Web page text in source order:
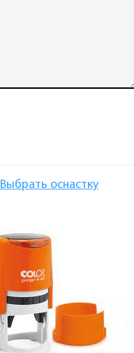
Выбрать оснастку